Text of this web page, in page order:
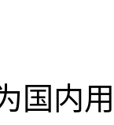
国内